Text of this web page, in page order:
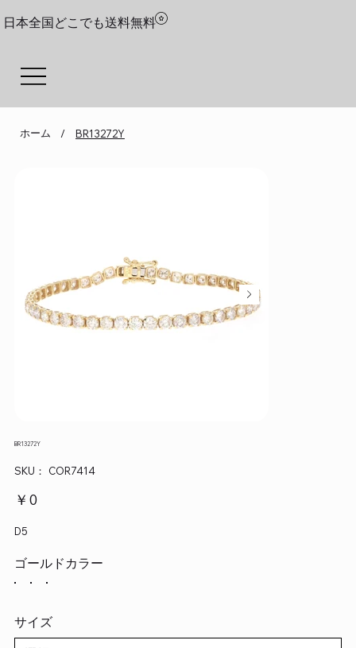
日本全国どこでも送料無料
ホーム / BR13272Y
BR13272Y
SKU：
SKU：
COR7414
価
格
￥0
D5
ゴールドカラー
サイズ